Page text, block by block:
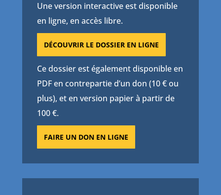
Une version interactive est disponible
en ligne, en accès libre.
DÉCOUVRIR LE DOSSIER EN LIGNE
Ce dossier est également disponible en
PDF en contrepartie d’un don (10 € ou
plus), et en version papier à partir de
100 €.
FAIRE UN DON EN LIGNE